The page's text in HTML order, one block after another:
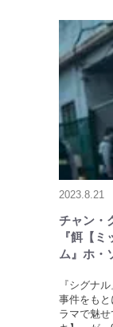
2023.8.21
チャン・
『餌【
ム』ホ・
『シグナ
事件をも
ラマで魅